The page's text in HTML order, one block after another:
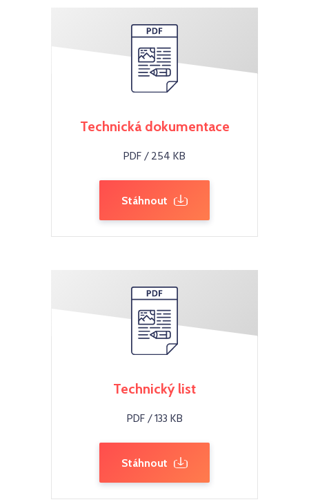
Technická dokumentace
PDF / 254 KB
Stáhnout
Technický list
PDF / 133 KB
Stáhnout